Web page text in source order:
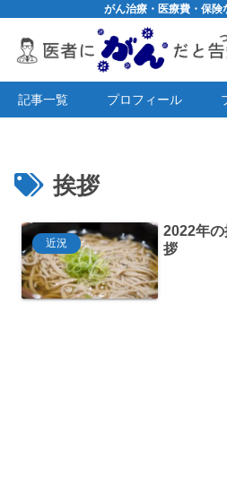
がん治療・医療費・保険
記事一覧 プロフィール
挨拶
近況
2022年
拶